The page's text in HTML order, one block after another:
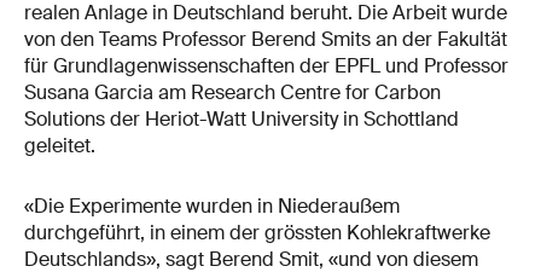
realen Anlage in Deutschland beruht. Die Arbeit wurde
von den Teams Professor Berend Smits an der Fakultät
für Grundlagenwissenschaften der EPFL und Professor
Susana Garcia am Research Centre for Carbon
Solutions der Heriot-Watt University in Schottland
geleitet.
«Die Experimente wurden in Niederaußem
durchgeführt, in einem der grössten Kohlekraftwerke
Deutschlands», sagt Berend Smit, «und von diesem